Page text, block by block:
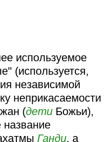
используемое
(используется,
независимой
неприкасаемости
(дети Божьи),
название
Ганди, а